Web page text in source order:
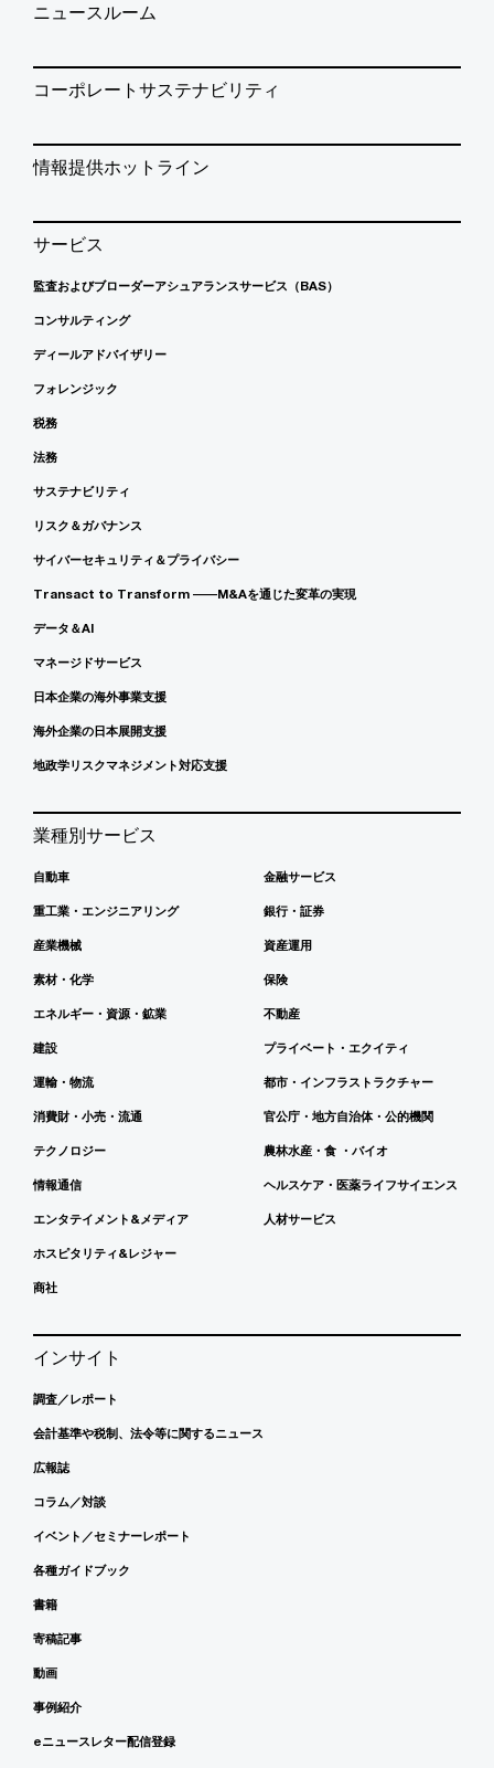
ニュースルーム
コーポレートサステナビリティ
情報提供ホットライン
サービス
監査およびブローダーアシュアランスサービス（BAS）
コンサルティング
ディールアドバイザリー
フォレンジック
税務
法務
サステナビリティ
リスク＆ガバナンス
サイバーセキュリティ＆プライバシー
Transact to Transform ――M&Aを通じた変革の実現
データ＆AI
マネージドサービス
日本企業の海外事業支援
海外企業の日本展開支援
地政学リスクマネジメント対応支援
業種別サービス
自動車
重工業・エンジニアリング
産業機械
素材・化学
エネルギー・資源・鉱業
建設
運輸・物流
消費財・小売・流通
テクノロジー
情報通信
エンタテイメント&メディア
ホスピタリティ&レジャー
商社
金融サービス
銀行・証券
資産運用
保険
不動産
プライベート・エクイティ
都市・インフラストラクチャー
官公庁・地方自治体・公的機関
農林水産・食 ・バイオ
ヘルスケア・医薬ライフサイエンス
人材サービス
インサイト
調査／レポート
会計基準や税制、法令等に関するニュース
広報誌
コラム／対談
イベント／セミナーレポート
各種ガイドブック
書籍
寄稿記事
動画
事例紹介
eニュースレター配信登録